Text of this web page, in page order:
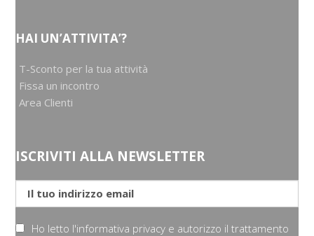
HAI UN’ATTIVITA’?
T-Sconto per la tua attività
Fissa un incontro
Area Clienti
ISCRIVITI ALLA NEWSLETTER
Ho letto l'informativa privacy e autorizzo il trattamento